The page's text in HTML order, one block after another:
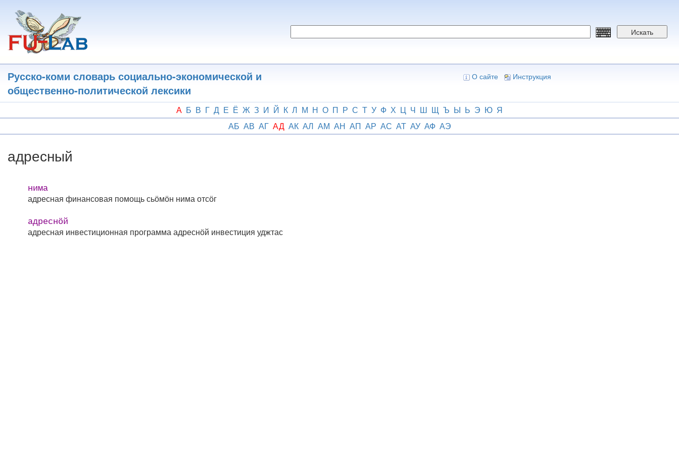
основному
содержанию
Искать
Русско-коми словарь социально-экономической и
общественно-политической лексики
О сайте Инструкция
А Б В Г Д Е Ё Ж З И Й К Л М Н О П Р С Т У Ф Х Ц Ч Ш Щ Ъ Ы Ь Э Ю Я
АБ АВ АГ АД АК АЛ АМ АН АП АР АС АТ АУ АФ АЭ
адресный
нима
адресная финансовая помощьсьӧмӧн нима отсӧг
адреснӧй
адресная инвестиционная программаадреснӧй инвестиция уджтас